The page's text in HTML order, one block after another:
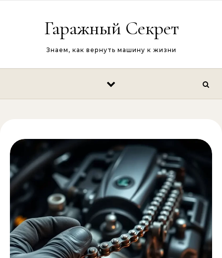
Гаражный Секрет
Знаем, как вернуть машину к жизни